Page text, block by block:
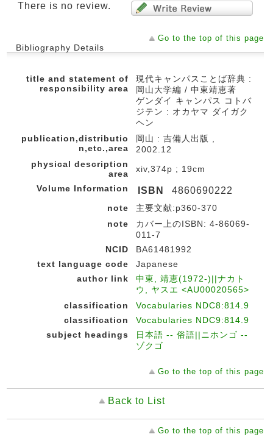
There is no review.
Go to the top of this page
Bibliography Details
title and statement of
responsibility area
現代キャンパスことば辞典 :
岡山大学編 / 中東靖恵著
ゲンダイ キャンパス コトバ
ジテン : オカヤマ ダイガク
ヘン
publication,distributio
n,etc.,area
岡山 : 吉備人出版 ,
2002.12
physical description
area
xiv,374p ; 19cm
Volume Information
ISBN 4860690222
note
主要文献:p360-370
note
カバー上のISBN: 4-86069-
011-7
NCID
BA61481992
text language code
Japanese
author link
中東, 靖恵(1972-)||ナカト
ウ, ヤスエ <AU00020565>
classification
Vocabularies NDC8:814.9
classification
Vocabularies NDC9:814.9
subject headings
日本語 -- 俗語||ニホンゴ --
ゾクゴ
Go to the top of this page
Back to List
Go to the top of this page